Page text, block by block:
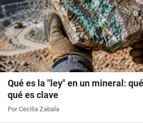
Qué es la "ley" en un mineral:
qué es clave
Por Cecilia Zabala